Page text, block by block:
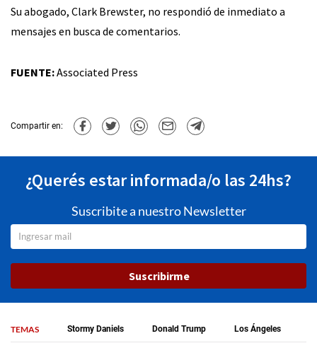
Su abogado, Clark Brewster, no respondió de inmediato a
mensajes en busca de comentarios.
FUENTE:Associated Press
Compartir en:
¿Querés estar informada/o las 24hs?
Suscribite a nuestro Newsletter
Suscribirme
TEMAS Stormy Daniels Donald Trump Los Ángeles